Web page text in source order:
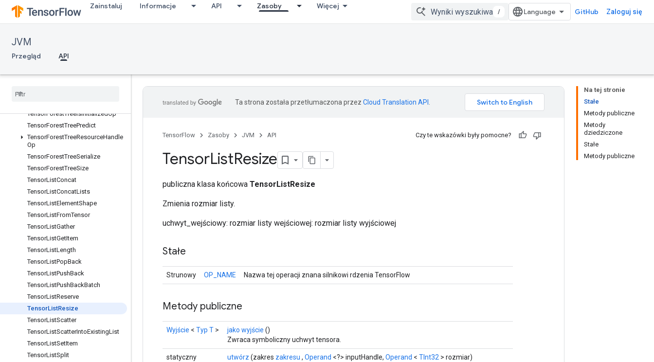
Zainstaluj Informacje API Zasoby Więcej
/ GitHub Zaloguj się
JVM
Przegląd API
TensorArrayPack
TensorArraySize
TensorArraySplit
TensorForestTreeIsInitializedOp
TensorForestTreePredict
TensorForestTreeResourceHandle
Op
TensorForestTreeSerialize
TensorForestTreeSize
TensorListConcat
TensorListConcatLists
TensorListElementShape
TensorListFromTensor
TensorListGather
TensorListGetItem
TensorListLength
TensorListPopBack
TensorListPushBack
TensorListPushBackBatch
TensorListReserve
TensorListResize
TensorListScatter
TensorListScatterIntoExistingList
TensorListSetItem
TensorListSplit
Na tej stronie
Stałe
Metody publiczne
Metody
dziedziczone
Stałe
Metody publiczne
Ta strona została przetłumaczona przez Cloud Translation API
TensorFlow Zasoby JVM API Czy te wskazówki były pomocne?
TensorListResize
publiczna klasa końcowa TensorListResize
Zmienia rozmiar listy.
uchwyt_wejściowy: rozmiar listy wejściowej: rozmiar listy wyjściowej
Stałe
Strunowy OP_NAME Nazwa tej operacji znana silnikowi rdzenia TensorFlow
Metody publiczne
Wyjście < Typ T > jako wyjście ()
Zwraca symboliczny uchwyt tensora.
statyczny
utwórz (zakres zakresu , Operand <?> inputHandle, Operand < TInt32 > rozmiar)